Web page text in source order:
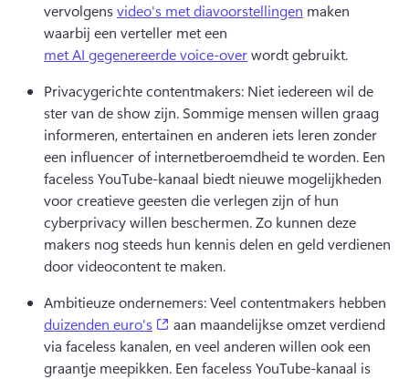
vervolgens video's met diavoorstellingen maken
waarbij een verteller met een
met AI gegenereerde voice-over wordt gebruikt.
Privacygerichte contentmakers: Niet iedereen wil de
ster van de show zijn. Sommige mensen willen graag
informeren, entertainen en anderen iets leren zonder
een influencer of internetberoemdheid te worden. Een
faceless YouTube-kanaal biedt nieuwe mogelijkheden
voor creatieve geesten die verlegen zijn of hun
cyberprivacy willen beschermen. Zo kunnen deze
makers nog steeds hun kennis delen en geld verdienen
door videocontent te maken.
Ambitieuze ondernemers: Veel contentmakers hebben
duizenden euro's
(opens in a new tab)
aan maandelijkse omzet verdiend
via faceless kanalen, en veel anderen willen ook een
graantje meepikken. Een faceless YouTube-kanaal is